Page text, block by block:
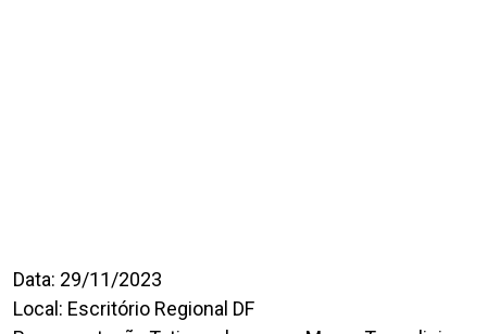
Data: 29/11/2023
Local: Escritório Regional DF